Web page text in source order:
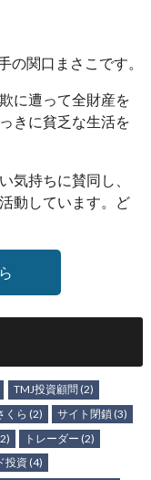
の関口まさこです。
に遭って全財産を
きに貧乏な生活を
気持ちに賛同し、
動しています。ど
TMJ投資顧問 (2)
くら (2) サイト閉鎖 (3)
トレーダー (2)
投資(4)